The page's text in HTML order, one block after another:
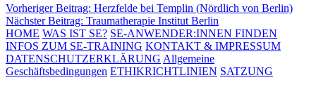
Beitragsnavigation
Vorheriger Beitrag: Herzfelde bei Templin (Nördlich von Berlin)
Nächster Beitrag: Traumatherapie Institut Berlin
HOME WAS IST SE? SE-ANWENDER:INNEN FINDEN
INFOS ZUM SE-TRAINING KONTAKT & IMPRESSUM
DATENSCHUTZERKLÄRUNG Allgemeine
Geschäftsbedingungen ETHIKRICHTLINIEN SATZUNG